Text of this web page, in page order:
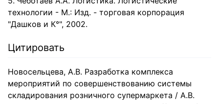
технологии - М.: Изд. - торговая корпорация
"Дашков и К°", 2002.
Цитировать
Новосельцева, А.В. Разработка комплекса
мероприятий по совершенствованию системы
складирования розничного супермаркета / А.В.